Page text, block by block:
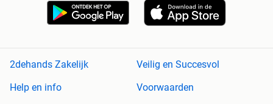
2dehands Zakelijk
Veilig en Succesvol
Help en info
Voorwaarden